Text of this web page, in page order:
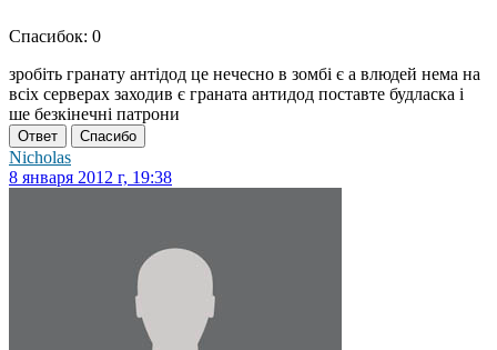
Спасибок: 0
зробіть гранату антідод це нечесно в зомбі є а влюдей нема на
всіх серверах заходив є граната антидод поставте будласка і
ше безкінечні патрони
Ответ Спасибо
Nicholas
8 января 2012 г, 19:38